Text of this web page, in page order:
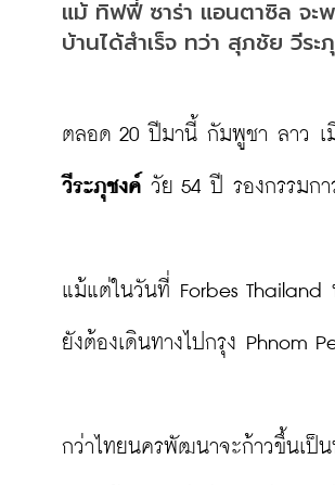
แม้ ทิฟฟี่ ซาร่า แอนตาซิล จะ
บ้านได้สำเร็จ ทว่า สุภชัย วีร
ตลอด 20 ปีมานี้ กัมพูชา ลาว เ
วีระภุชงค์ วัย 54 ปี รองกรรมกา
แม้แต่ในวันที่ Forbes
ยังต้องเดินทางไปกรุง Phnom
กว่าไทยนครพัฒนาจะก้าวขึ้นเป็น